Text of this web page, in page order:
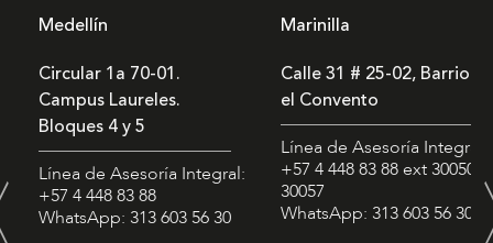
Medellín
Circular 1a 70-01.
Campus Laureles.
Bloques 4 y 5
Línea de Asesoría Integral:
+57 4 448 83 88
WhatsApp: 313 603 56 30
Marinilla
Calle 31 # 25-02, Barrio
el Convento
Línea de Asesoría Integral:
+57 4 448 83 88ext 30050 -
30057
WhatsApp: 313 603 56 30